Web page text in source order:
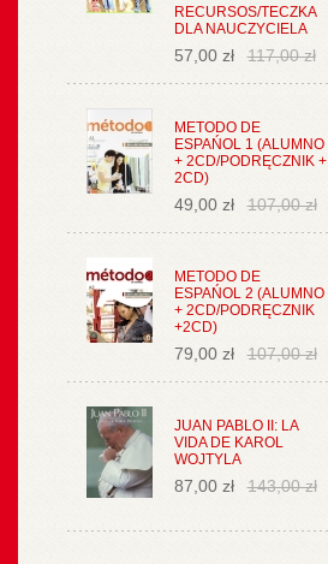
RECURSOS/TECZKA
DLA NAUCZYCIELA
57,00 zł 117,00 zł
METODO DE
ESPAŃOL 1 (ALUMNO
+ 2CD/PODRĘCZNIK +
2CD)
49,00 zł 107,00 zł
METODO DE
ESPAŃOL 2 (ALUMNO
+ 2CD/PODRĘCZNIK
+2CD)
79,00 zł 107,00 zł
JUAN PABLO II: LA
VIDA DE KAROL
WOJTYLA
87,00 zł 143,00 zł